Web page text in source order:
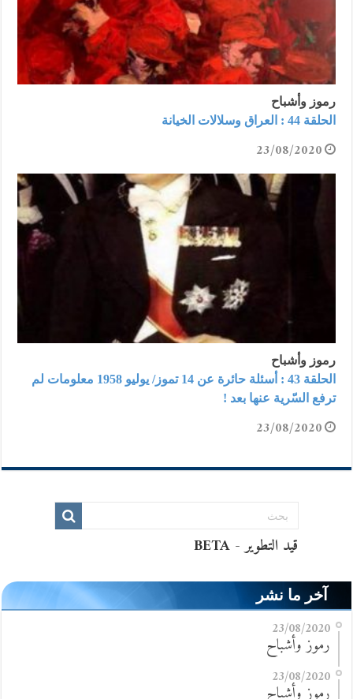
رموز وأشباح
الحلقة 44 : العراق وسلالات الخيانة
23/08/2020
رموز وأشباح
الحلقة 43 : أسئلة حائرة عن 14 تموز/ يوليو 1958 معلومات لم
ترفع السّرية عنها بعد !
23/08/2020
آخر ما نشر
23/08/2020
رموز وأشباح
23/08/2020
رموز وأشباح